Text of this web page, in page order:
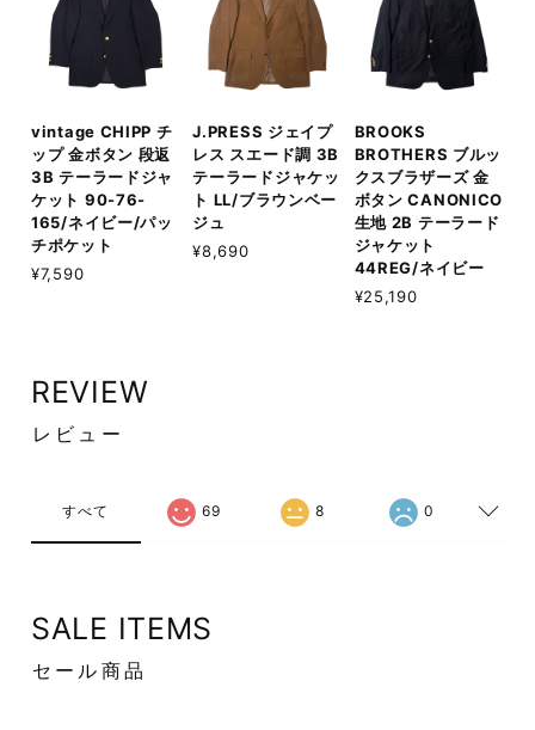
vintage CHIPP チ
ップ 金ボタン 段返
3B テーラードジャ
ケット 90-76-
165/ネイビー/パッ
チポケット
¥7,590
J.PRESS ジェイプ
レス スエード調 3B
テーラードジャケッ
ト LL/ブラウンベー
ジュ
¥8,690
BROOKS
BROTHERS ブルッ
クスブラザーズ 金
ボタン CANONICO
生地 2B テーラード
ジャケット
44REG/ネイビー
¥25,190
REVIEW
レビュー
すべて 69 8 0
SALE ITEMS
セール商品